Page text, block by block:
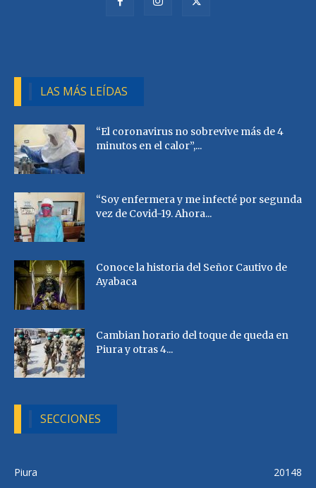
LAS MÁS LEÍDAS
“El coronavirus no sobrevive más de 4
minutos en el calor”,...
“Soy enfermera y me infecté por segunda
vez de Covid-19. Ahora...
Conoce la historia del Señor Cautivo de
Ayabaca
Cambian horario del toque de queda en
Piura y otras 4...
SECCIONES
Piura
20148